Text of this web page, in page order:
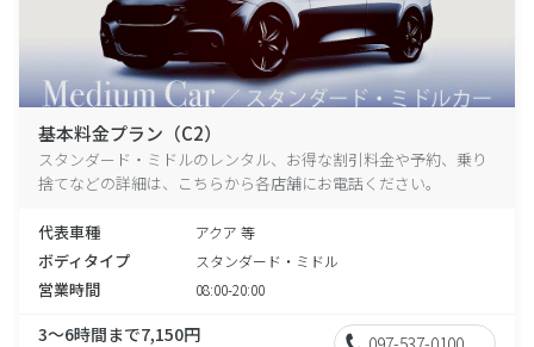
基本料金プラン（C2）
スタンダード・ミドルのレンタル、お得な割引料金や予約、乗り
捨てなどの詳細は、こちらから各店舗にお電話ください。
代表車種 アクア 等
ボディタイプ スタンダード・ミドル
営業時間 08:00-20:00
3～6時間まで7,150円